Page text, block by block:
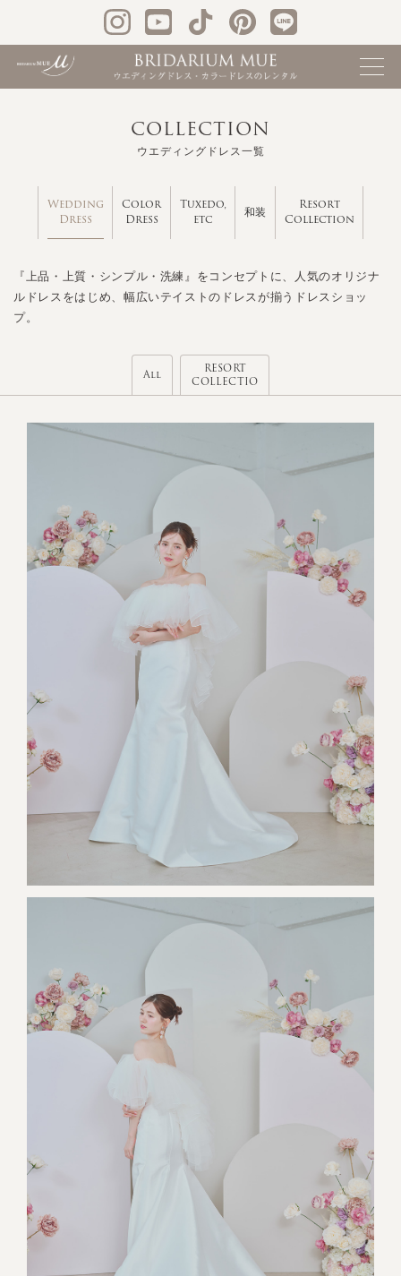
COLLECTION
ウエディングドレス一覧
Wedding
Dress
Color
Dress
Tuxedo,
etc
和装
Resort
Collection
『上品・上質・シンプル・洗練』をコンセプトに、人気のオリジナ
ルドレスをはじめ、幅広いテイストのドレスが揃うドレスショッ
プ。
All
RESORT
COLLECTIO